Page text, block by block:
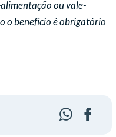
ou vale-
o benefício é obrigatório